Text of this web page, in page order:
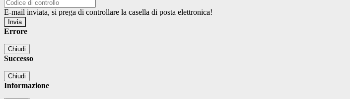
E-mail inviata, si prega di controllare la casella di posta elettronica!
Errore
Chiudi
Successo
Chiudi
Informazione